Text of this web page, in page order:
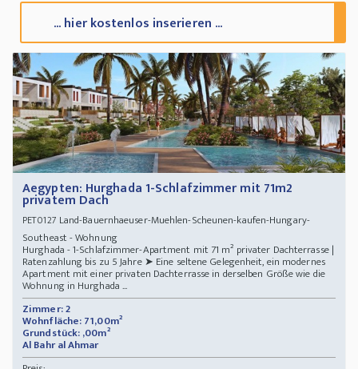
... hier kostenlos inserieren ...
Aegypten: Hurghada 1-Schlafzimmer mit 71m2
privatem Dach
PET0127 Land-Bauernhaeuser-Muehlen-Scheunen-kaufen-Hungary-
Southeast - Wohnung
Hurghada - 1-Schlafzimmer-Apartment mit 71 m² privater Dachterrasse |
Ratenzahlung bis zu 5 Jahre ➤ Eine seltene Gelegenheit, ein modernes
Apartment mit einer privaten Dachterrasse in derselben Größe wie die
Wohnung in Hurghada ...
Zimmer: 2
Wohnfläche: 71,00m²
Grundstück: ,00m²
Al Bahr al Ahmar